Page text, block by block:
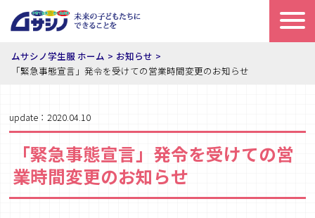
ムサシノ学生服 ホーム
お知らせ
「緊急事態宣言」発令を受けての営業時間変更のお知らせ
update：2020.04.10
「緊急事態宣言」発令を受けての営
業時間変更のお知らせ